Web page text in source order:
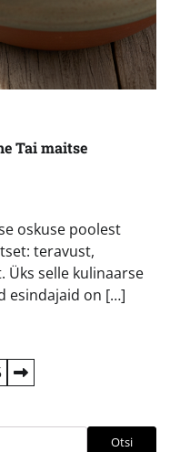
Tai maitse
oskuse poolest
teravust,
Üks selle kulinaarse
esindajaid on […]
Otsi